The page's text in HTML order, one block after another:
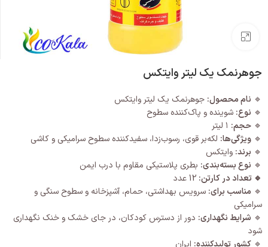
جوهرنمک یک لیتر وایتکس
🔹 نام محصول: جوهرنمک یک لیتر وایتکس
🔹 نوع: شوینده و پاک‌کننده سطوح
🔹 حجم:
🔹 ویژگی‌ها: لکه‌بر قوی، رسوب‌زدا، سفیدکننده سطوح سرامیکی و کاشی
🔹 برند: وایتکس
🔹 نوع بسته‌بندی: بطری پلاستیکی مقاوم با درب ایمن
🔹 تعداد در کارتن: 12 عدد
🔹 مناسب برای: سرویس بهداشتی، حمام، آشپزخانه و سطوح سنگی و
سرامیکی
🔹 شرایط نگهداری: دور از دسترس کودکان، در جای خشک و خنک نگهداری
شود
🔹 کشور تولیدکننده: ایران